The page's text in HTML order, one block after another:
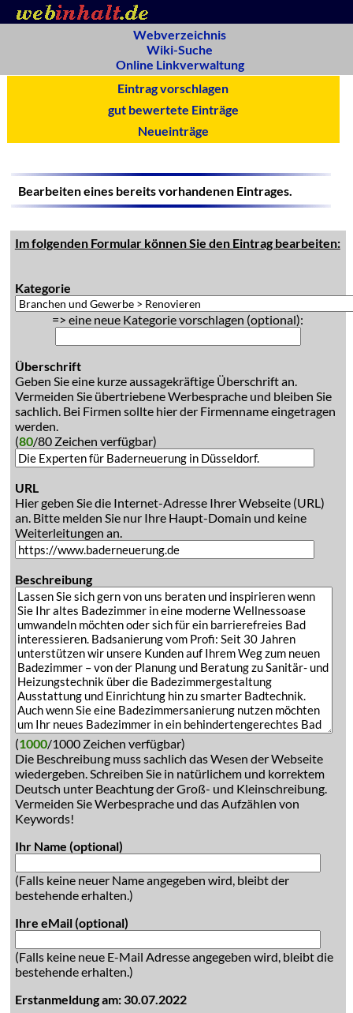
Webverzeichnis
Wiki-Suche
Online Linkverwaltung
Eintrag vorschlagen
gut bewertete Einträge
Neueinträge
Bearbeiten eines bereits vorhandenen Eintrages.
Im folgenden Formular können Sie den Eintrag bearbeiten:
Kategorie
=> eine neue Kategorie vorschlagen (optional):
Überschrift
Geben Sie eine kurze aussagekräftige Überschrift an.
Vermeiden Sie übertriebene Werbesprache und bleiben Sie
sachlich. Bei Firmen sollte hier der Firmenname eingetragen
werden.
(80/80 Zeichen verfügbar)
URL
Hier geben Sie die Internet-Adresse Ihrer Webseite (URL)
an. Bitte melden Sie nur Ihre Haupt-Domain und keine
Weiterleitungen an.
Beschreibung
(1000/1000 Zeichen verfügbar)
Die Beschreibung muss sachlich das Wesen der Webseite
wiedergeben. Schreiben Sie in natürlichem und korrektem
Deutsch unter Beachtung der Groß- und Kleinschreibung.
Vermeiden Sie Werbesprache und das Aufzählen von
Keywords!
Ihr Name (optional)
(Falls keine neuer Name angegeben wird, bleibt der
bestehende erhalten.)
Ihre eMail (optional)
(Falls keine neue E-Mail Adresse angegeben wird, bleibt die
bestehende erhalten.)
Erstanmeldung am: 30.07.2022